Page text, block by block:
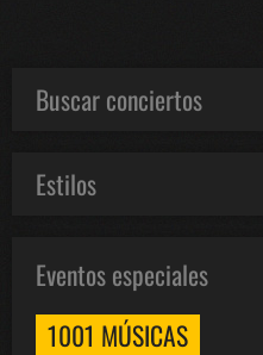
Buscar conciertos
Estilos
Eventos especiales
1001 MÚSICAS